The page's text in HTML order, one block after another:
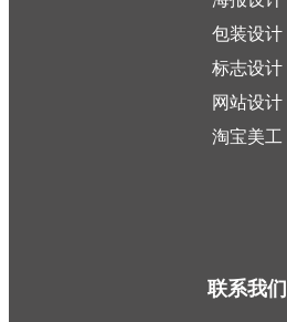
包装设计
标志设计
网站设计
淘宝美工
联系我们